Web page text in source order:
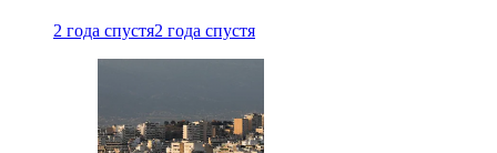
2 года спустя2 года спустя